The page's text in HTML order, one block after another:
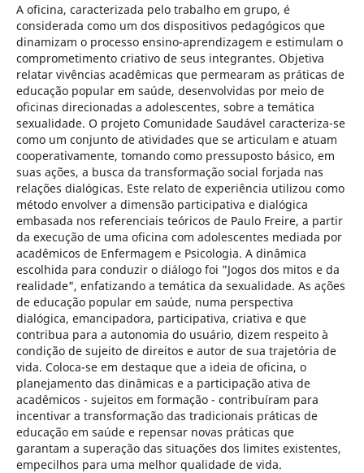
A oficina, caracterizada pelo trabalho em grupo, é
considerada como um dos dispositivos pedagógicos que
dinamizam o processo ensino-aprendizagem e estimulam o
comprometimento criativo de seus integrantes. Objetiva
relatar vivências acadêmicas que permearam as práticas de
educação popular em saúde, desenvolvidas por meio de
oficinas direcionadas a adolescentes, sobre a temática
sexualidade. O projeto Comunidade Saudável caracteriza-se
como um conjunto de atividades que se articulam e atuam
cooperativamente, tomando como pressuposto básico, em
suas ações, a busca da transformação social forjada nas
relações dialógicas. Este relato de experiência utilizou como
método envolver a dimensão participativa e dialógica
embasada nos referenciais teóricos de Paulo Freire, a partir
da execução de uma oficina com adolescentes mediada por
acadêmicos de Enfermagem e Psicologia. A dinâmica
escolhida para conduzir o diálogo foi "Jogos dos mitos e da
realidade", enfatizando a temática da sexualidade. As ações
de educação popular em saúde, numa perspectiva
dialógica, emancipadora, participativa, criativa e que
contribua para a autonomia do usuário, dizem respeito à
condição de sujeito de direitos e autor de sua trajetória de
vida. Coloca-se em destaque que a ideia de oficina, o
planejamento das dinâmicas e a participação ativa de
acadêmicos - sujeitos em formação - contribuíram para
incentivar a transformação das tradicionais práticas de
educação em saúde e repensar novas práticas que
garantam a superação das situações dos limites existentes,
empecilhos para uma melhor qualidade de vida.